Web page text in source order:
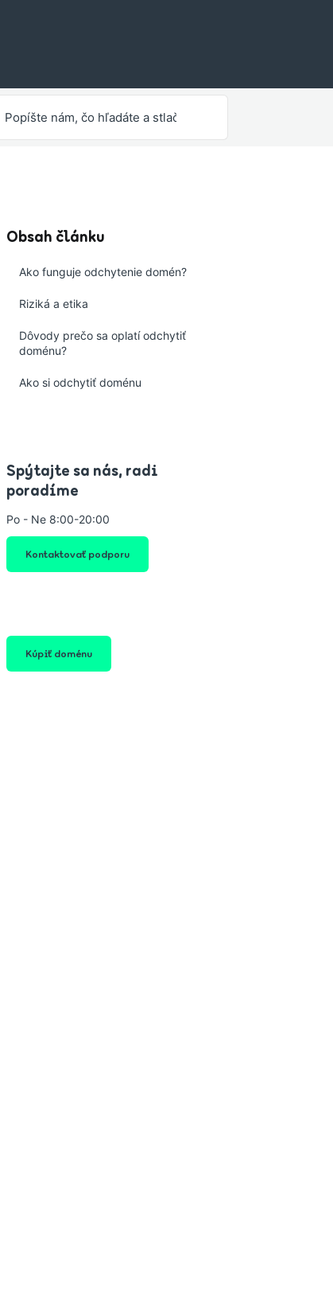
Obsah článku
Ako funguje odchytenie domén?
Riziká a etika
Dôvody prečo sa oplatí odchytiť
doménu?
Ako si odchytiť doménu
Spýtajte sa nás, radi
poradíme
Po - Ne 8:00-20:00
Kontaktovať podporu
Kúpiť doménu